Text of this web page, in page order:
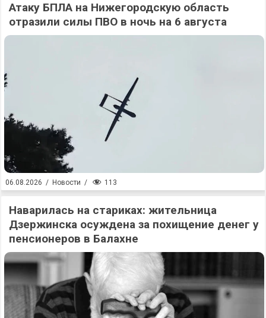
Атаку БПЛА на Нижегородскую область
отразили силы ПВО в ночь на 6 августа
06.08.2026 / Новости / 113
Наварилась на стариках: жительница
Дзержинска осуждена за похищение денег у
пенсионеров в Балахне